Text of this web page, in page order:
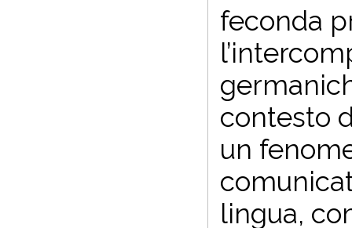
feconda
contesto
un
lingua,